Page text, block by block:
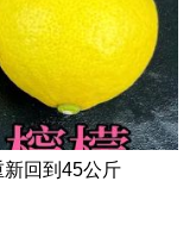
回到45公斤